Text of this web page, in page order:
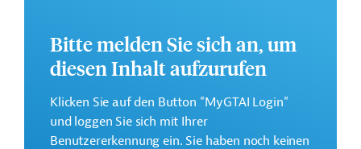
Schwerpunkt 2: Stärkung der regionalen und sub-
regionalen Vernetzung der Strominfrastruktur und -
Schwerpunkt 3: Förderung der digitalen
Konnektivität sowie die Schaffung einer guten
Bitte melden Sie sich an, um
diesen Inhalt aufzurufen
Klicken Sie auf den Button "MyGTAI Login"
und loggen Sie sich mit Ihrer
Benutzererkennung ein. Sie haben noch keinen